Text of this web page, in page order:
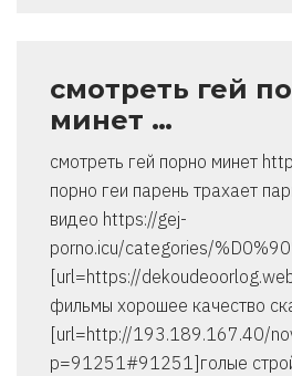
смотреть гей
минет …
смотреть гей порно минет
порно геи парень трахает
видео https://gej-
porno.icu/categories/
[url=https://
фильмы хорошее качество
[url=http://193.189.167.40/
p=91251#91251]голые